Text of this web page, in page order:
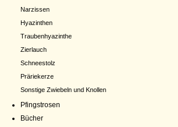
Narzissen
Hyazinthen
Traubenhyazinthe
Zierlauch
Schneestolz
Präriekerze
Sonstige Zwiebeln und Knollen
Pfingstrosen
Bücher